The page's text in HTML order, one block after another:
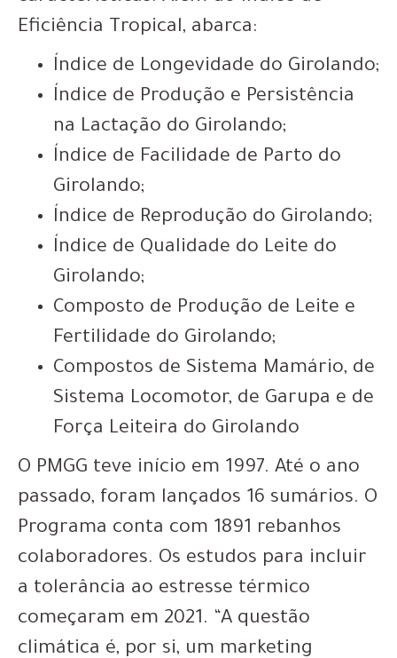
Eficiência Tropical, abarca:
Índice de Longevidade do Girolando;
Índice de Produção e Persistência
na Lactação do Girolando;
Índice de Facilidade de Parto do
Girolando;
Índice de Reprodução do Girolando;
Índice de Qualidade do Leite do
Girolando;
Composto de Produção de Leite e
Fertilidade do Girolando;
Compostos de Sistema Mamário, de
Sistema Locomotor, de Garupa e de
Força Leiteira do Girolando
O PMGG teve início em 1997. Até o ano
passado, foram lançados 16 sumários. O
Programa conta com 1891 rebanhos
colaboradores. Os estudos para incluir
a tolerância ao estresse térmico
começaram em 2021. “A questão
climática é, por si, um marketing